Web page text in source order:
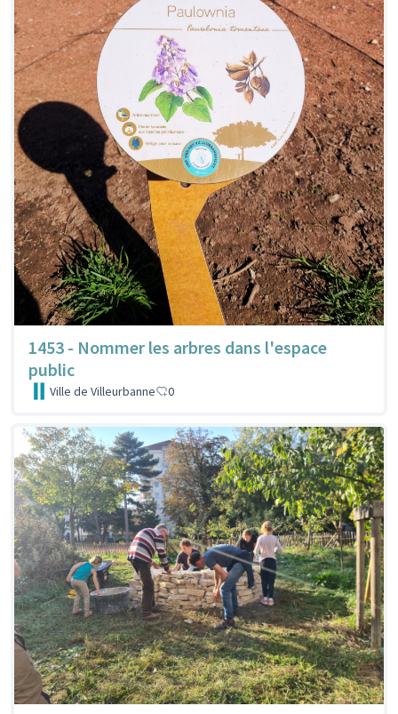
1453 - Nommer les arbres dans l'espace
public
Ville de Villeurbanne 0